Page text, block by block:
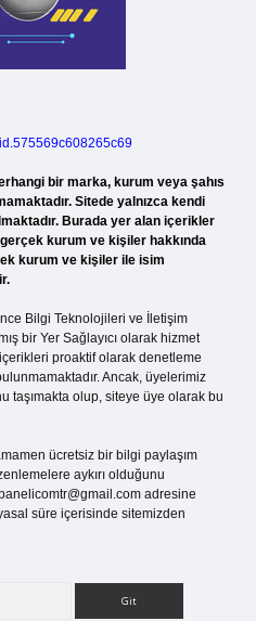
bir marka, kurum veya şahıs
Sitede yalnızca kendi
Burada yer alan içerikler
kurum ve kişiler hakkında
kurum ve kişiler ile isim
Bilgi Teknolojileri ve İletişim
bir Yer Sağlayıcı olarak hizmet
proaktif olarak denetleme
Ancak, üyelerimiz
taşımakta olup, siteye üye olarak bu
ücretsiz bir bilgi paylaşım
aykırı olduğunu
adresine
süre içerisinde sitemizden